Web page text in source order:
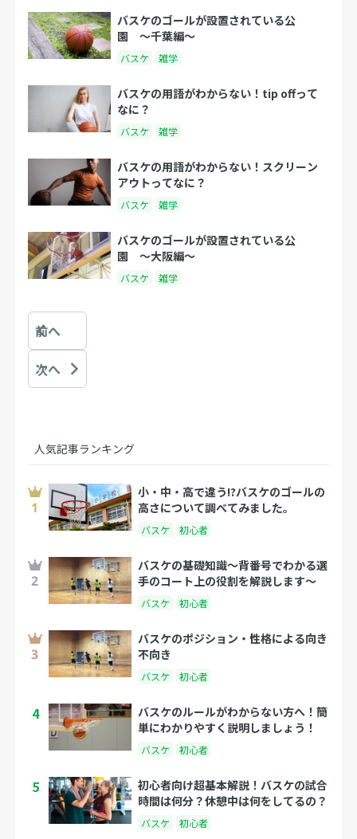
バスケのゴールが設置されている公
園 〜千葉編〜
バスケ 雑学
バスケの用語がわからない！tip offって
なに？
バスケ 雑学
バスケの用語がわからない！スクリーン
アウトってなに？
バスケ 雑学
バスケのゴールが設置されている公
園 〜大阪編〜
バスケ 雑学
前へ
次へ
人気記事ランキング
小・中・高で違う!?バスケのゴールの
高さについて調べてみました。
バスケ 初心者
バスケの基礎知識〜背番号でわかる選
手のコート上の役割を解説します〜
バスケ 初心者
バスケのポジション・性格による向き
不向き
バスケ 初心者
4
バスケのルールがわからない方へ！簡
単にわかりやすく説明しましょう！
バスケ 初心者
5
初心者向け超基本解説！バスケの試合
時間は何分？休憩中は何をしてるの？
バスケ 初心者